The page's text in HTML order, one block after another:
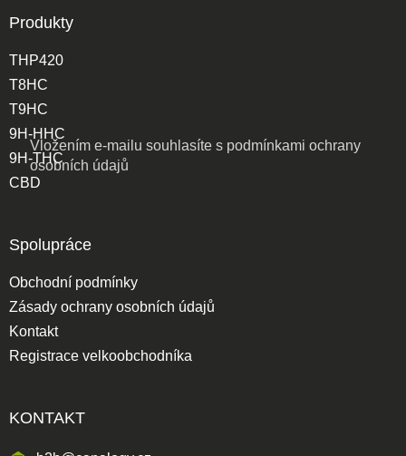
Vložením e-mailu souhlasíte s podmínkami ochrany
osobních údajů
Produkty
THP420
T8HC
T9HC
9H-HHC
9H-THC
CBD
Spolupráce
Obchodní podmínky
Zásady ochrany osobních údajů
Kontakt
Registrace velkoobchodníka
KONTAKT